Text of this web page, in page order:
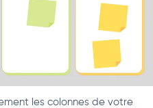
les colonnes de votre